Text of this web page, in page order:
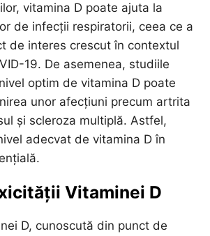
vitamina D poate ajuta la
de infecții respiratorii, ceea ce a
de interes crescut în contextul
19. De asemenea, studiile
optim de vitamina D poate
unor afecțiuni precum artrita
și scleroza multiplă. Astfel,
adecvat de vitamina D în
Vitaminei D
D, cunoscută din punct de